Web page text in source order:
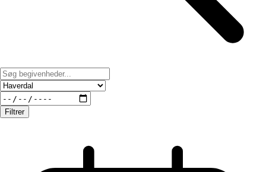
Filtrer